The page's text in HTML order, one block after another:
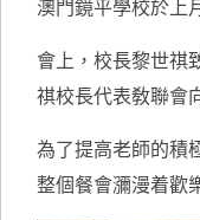
澳門鏡平學校於上
會上，校長黎世祺
祺校長代表敎聯會
為了提高老師的積
整個餐會瀰漫着歡